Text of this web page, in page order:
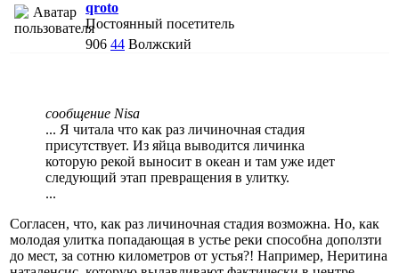
qroto
Постоянный посетитель
906 44 Волжский
сообщение Nisa
... Я читала что как раз личиночная стадия
присутствует. Из яйца выводится личинка
которую рекой выносит в океан и там уже идет
следующий этап превращения в улитку.
...
Согласен, что, как раз личиночная стадия возможна. Но, как
молодая улитка попадающая в устье реки способна доползти
до мест, за сотню километров от устья?! Например, Неритина